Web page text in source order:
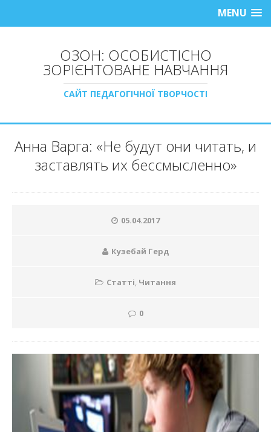
MENU
ОЗОН: ОСОБИСТІСНО
ЗОРІЄНТОВАНЕ НАВЧАННЯ
САЙТ ПЕДАГОГІЧНОЇ ТВОРЧОСТІ
Анна Варга: «Не будут они читать, и
заставлять их бессмысленно»
05.04.2017
Кузебай Герд
Статті, Читання
0